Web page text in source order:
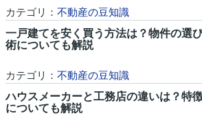
カテゴリ： 不動産の豆知識
一戸建てを安く買う方法は？物件の選
術についても解説
カテゴリ： 不動産の豆知識
ハウスメーカーと工務店の違いは？特
についても解説